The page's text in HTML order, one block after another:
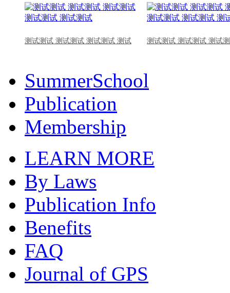
测试测试 测试测试 测试测试 测试 测试测试 测试测试 测试
SummerSchool
Publication
Membership
LEARN MORE
By Laws
Publication Info
Benefits
FAQ
Journal of GPS